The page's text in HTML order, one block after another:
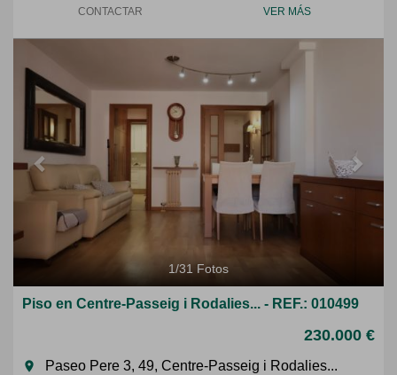
CONTACTAR VER MÁS
1/31 Fotos
Piso en Centre-Passeig i Rodalies... - REF.: 010499
230.000 €
room
Paseo Pere 3, 49, Centre-Passeig i Rodalies...